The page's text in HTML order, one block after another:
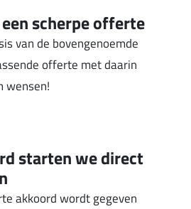
scherpe offerte
van de bovengenoemde
offerte met daarin
wensen!
starten we direct
akkoord wordt gegeven